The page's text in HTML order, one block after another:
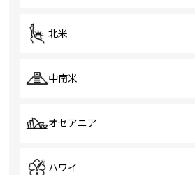
北米
中南米
オセアニア
ハワイ